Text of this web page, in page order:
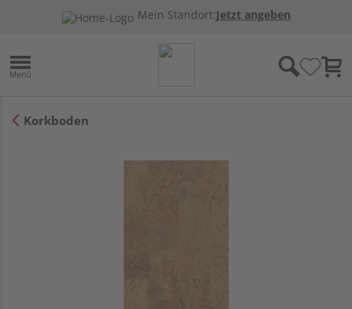
Mein Standort:Jetzt angeben
Korkboden